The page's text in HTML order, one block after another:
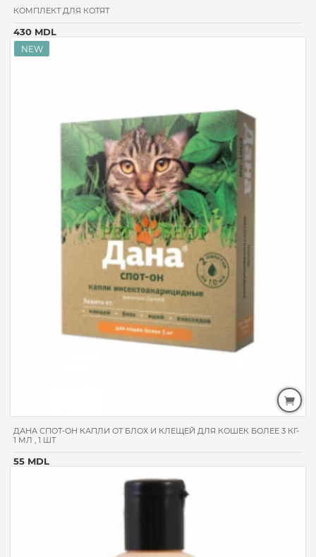
КОМПЛЕКТ ДЛЯ КОТЯТ
430 MDL
ДАНА СПОТ-ОН КАПЛИ ОТ БЛОХ И КЛЕЩЕЙ ДЛЯ КОШЕК БОЛЕЕ 3 КГ-
1 МЛ , 1 ШТ
55 MDL